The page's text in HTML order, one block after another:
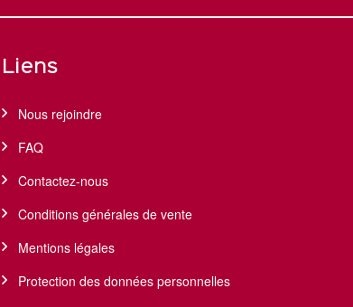
Liens
Nous rejoindre
FAQ
Contactez-nous
Conditions générales de vente
Mentions légales
Protection des données personnelles